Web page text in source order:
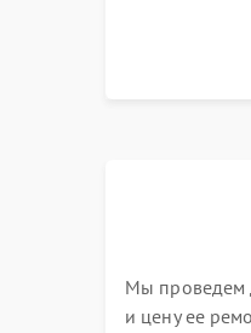
Мы проведем
и цену ее